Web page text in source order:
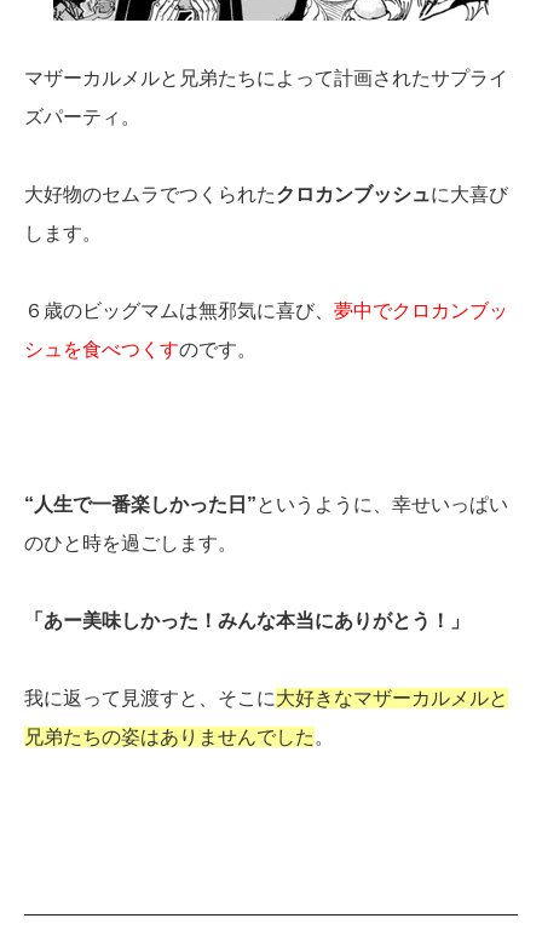
マザーカルメルと兄弟たちによって計画されたサプライ
ズパーティ。
大好物のセムラでつくられたクロカンブッシュに大喜び
します。
６歳のビッグマムは無邪気に喜び、 夢中でクロカンブッ
シュを食べつくすのです。
“人生で一番楽しかった日”というように、幸せいっぱい
のひと時を過ごします。
「あー美味しかった！みんな本当にありがとう！」
我に返って見渡すと、そこに大好きなマザーカルメルと
兄弟たちの姿はありませんでした 。